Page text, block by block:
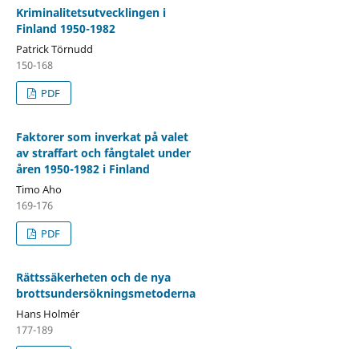
Kriminalitetsutvecklingen i
Finland 1950-1982
Patrick Törnudd
150-168
PDF
Faktorer som inverkat på valet
av straffart och fångtalet under
åren 1950-1982 i Finland
Timo Aho
169-176
PDF
Rättssäkerheten och de nya
brottsundersökningsmetoderna
Hans Holmér
177-189